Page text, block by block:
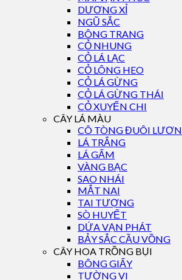
DƯƠNG XỈ
NGŨ SẮC
BÔNG TRANG
CỎ NHUNG
CỎ LÁ LẠC
CỎ LÔNG HEO
CỎ LÁ GỪNG
CỎ LÁ GỪNG THÁI
CỎ XUYẾN CHI
CÂY LÁ MÀU
CÔ TÒNG ĐUÔI LƯƠN
LÁ TRẮNG
LÁ GẤM
VÀNG BẠC
SAO NHÁI
MẮT NAI
TAI TƯỢNG
SÒ HUYẾT
DỨA VẠN PHÁT
BẢY SẮC CẦU VỒNG
CÂY HOA TRỒNG BỤI
BÔNG GIẤY
TƯỜNG VI